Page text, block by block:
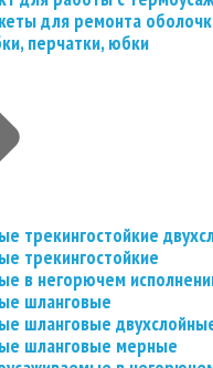
для ремонта
перчатки, юбки
трекингостойкие
трекингостойкие
в негорючем
шланговые
шланговые
шланговые мерные